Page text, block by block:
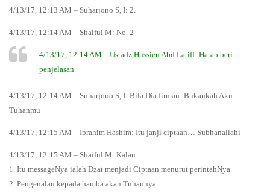
4/13/17, 12:13 AM – Suharjono S, I: 2.
4/13/17, 12:14 AM – Shaiful M: No. 2
4/13/17, 12:14 AM – Ustadz Hussien Abd Latiff: Harap beri
penjelasan
4/13/17, 12:14 AM – Suharjono S, I: Bila Dia firman: Bukankah Aku
Tuhanmu
4/13/17, 12:15 AM – Ibrahim Hashim: Itu janji ciptaan… Subhanallahi
4/13/17, 12:15 AM – Shaiful M: Kalau
1. Itu messageNya ialah Dzat menjadi Ciptaan menurut perintahNya
2. Pengenalan kepada hamba akan Tuhannya